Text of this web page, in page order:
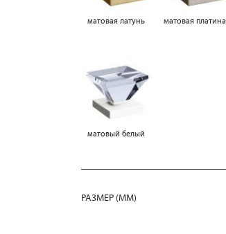
матовая латунь матовая платина
матовый белый
РАЗМЕР (MM)